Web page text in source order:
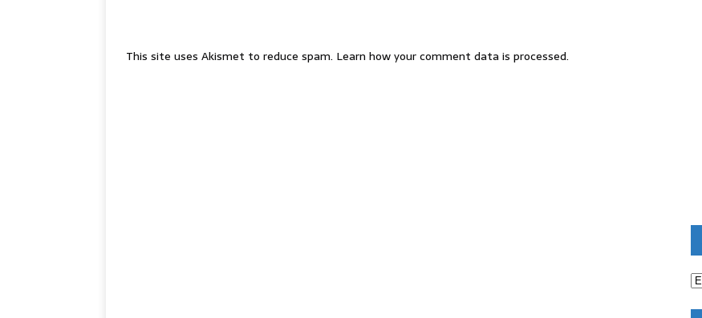
This site uses Akismet to reduce spam. Learn how your comment data is processed.